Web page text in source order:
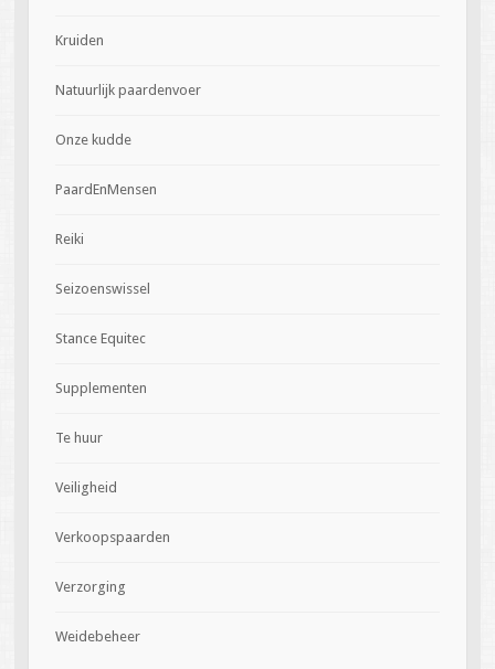
Kruiden
Natuurlijk paardenvoer
Onze kudde
PaardEnMensen
Reiki
Seizoenswissel
Stance Equitec
Supplementen
Te huur
Veiligheid
Verkoopspaarden
Verzorging
Weidebeheer